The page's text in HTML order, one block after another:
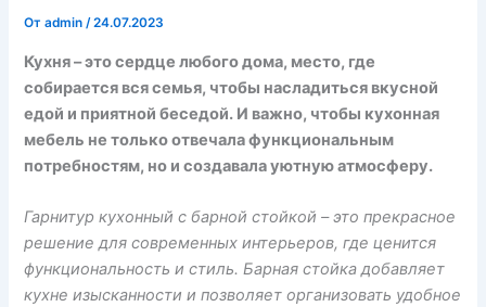
Отadmin/24.07.2023
Кухня – это сердце любого дома, место, где
собирается вся семья, чтобы насладиться вкусной
едой и приятной беседой. И важно, чтобы кухонная
мебель не только отвечала функциональным
потребностям, но и создавала уютную атмосферу.
Гарнитур кухонный с барной стойкой – это прекрасное
решение для современных интерьеров, где ценится
функциональность и стиль. Барная стойка добавляет
кухне изысканности и позволяет организовать удобное